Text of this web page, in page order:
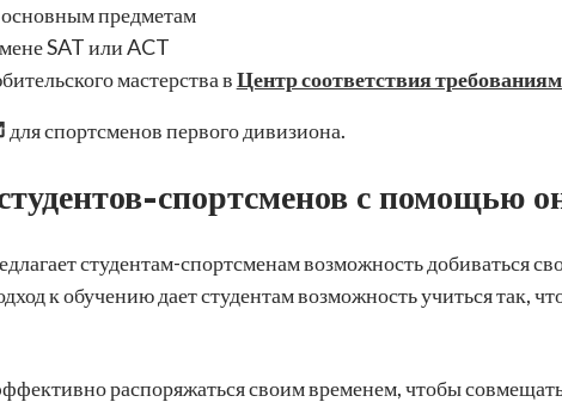
предметам
SAT или ACT
мастерства вЦентр соответствия
для спортсменов первого дивизиона.
спортсменов с помощью
студентам-спортсменам возможность добиваться
к обучению дает студентам возможность учиться так,
распоряжаться своим временем, чтобы